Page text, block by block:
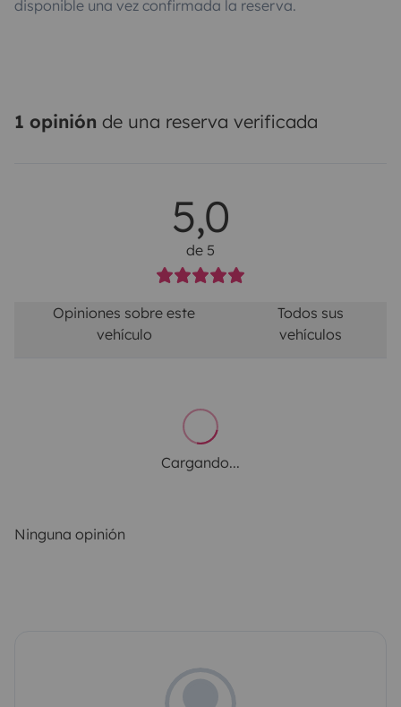
disponible una vez confirmada la reserva.
1 opinión de una reserva verificada
5,0
de 5
Opiniones sobre este
vehículo
Todos sus
vehículos
Cargando...
Ninguna opinión